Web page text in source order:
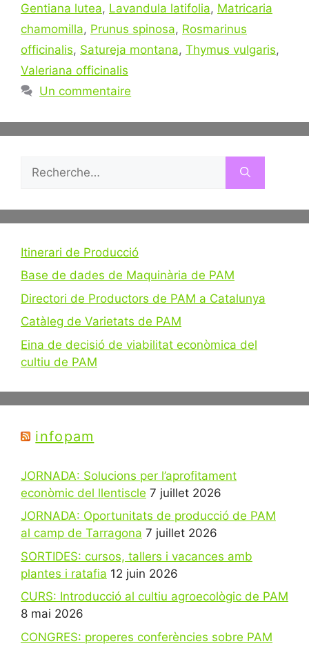
Gentiana lutea, Lavandula latifolia, Matricaria
chamomilla, Prunus spinosa, Rosmarinus
officinalis, Satureja montana, Thymus vulgaris,
Valeriana officinalis
Un commentaire
Itinerari de Producció
Base de dades de Maquinària de PAM
Directori de Productors de PAM a Catalunya
Catàleg de Varietats de PAM
Eina de decisió de viabilitat econòmica del
cultiu de PAM
infopam
JORNADA: Solucions per l’aprofitament
econòmic del llentiscle 7 juillet 2026
JORNADA: Oportunitats de producció de PAM
al camp de Tarragona 7 juillet 2026
SORTIDES: cursos, tallers i vacances amb
plantes i ratafia 12 juin 2026
CURS: Introducció al cultiu agroecològic de PAM
8 mai 2026
CONGRES: properes conferències sobre PAM